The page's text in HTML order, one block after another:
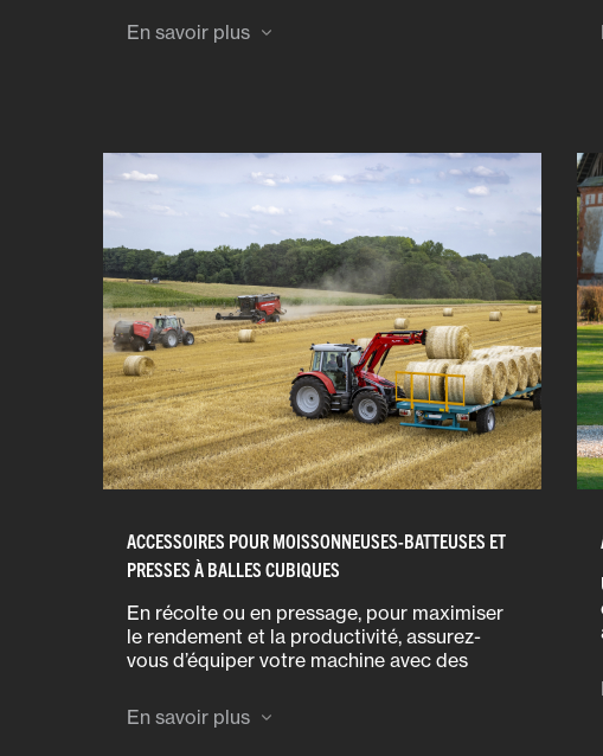
pendant des périodes prolongées, vous
garantissant ainsi une durabilité éprouvée et
En savoir plus
ACCESSOIRES POUR MOISSONNEUSES-BATTEUSES ET
PRESSES À BALLES CUBIQUES
En récolte ou en pressage, pour maximiser
le rendement et la productivité, assurez-
vous d’équiper votre machine avec des
en usine et à monter en concession.
En savoir plus